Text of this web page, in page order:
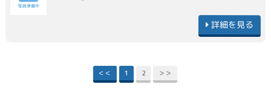
詳細を見る
＜＜ 1 2 ＞＞